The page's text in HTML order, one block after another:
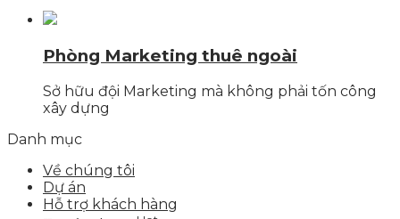
Phòng Marketing thuê ngoài
Sở hữu đội Marketing mà không phải tốn công
xây dựng
Danh mục
Về chúng tôi
Dự án
Hỗ trợ khách hàng